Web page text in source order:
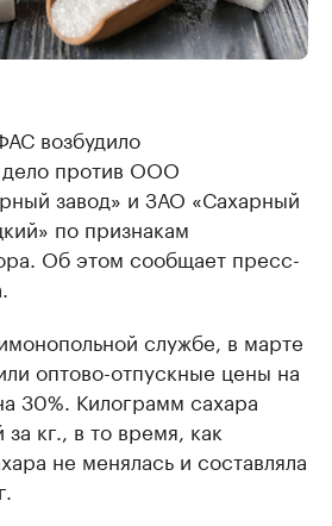
возбудило
дело против ООО
завод» и ЗАО «Сахарный
по признакам
Об этом сообщает пресс-
службе, в марте
оптово-отпускные цены на
30%. Килограмм сахара
кг., в то время, как
не менялась и составляла